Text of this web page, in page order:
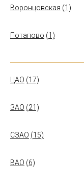
Воронцовская (1)
Потапово (1)
ЦАО (17)
ЗАО (21)
СЗАО (15)
ВАО (6)